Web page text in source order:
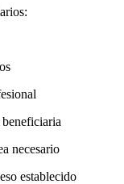
necesario
establecido